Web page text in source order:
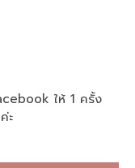
ให้ 1 ครั้ง
ะ